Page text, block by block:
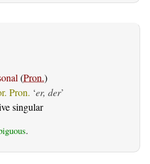
(Pron.)
Pron. ‘er, der’
singular
.